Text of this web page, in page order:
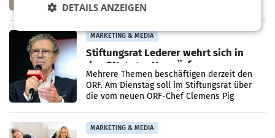
101.267 Fahrzeuge aus, womit sich das
verdoppelte (+102
MARKETING & MEDIA
Stiftungsrat Lederer wehrt sich in
den SN gegen Vorwürfe
Mehrere Themen beschäftigen derzeit den
ORF. Am Dienstag soll im Stiftungsrat über
die vom neuen ORF-Chef Clemens Pig
MARKETING & MEDIA
DETAILS ANZEIGEN